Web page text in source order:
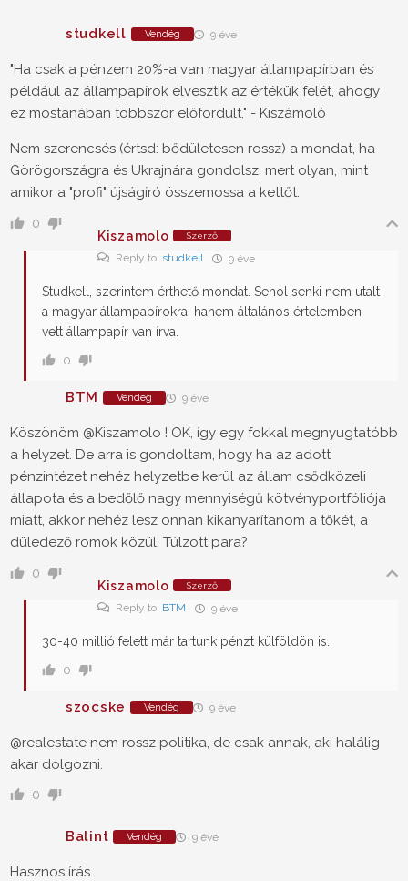
studkell Vendég 9 éve
"Ha csak a pénzem 20%-a van magyar állampapírban és
például az állampapírok elvesztik az értékük felét, ahogy
ez mostanában többször előfordult," - Kiszámoló
Nem szerencsés (értsd: bődületesen rossz) a mondat, ha
Görögországra és Ukrajnára gondolsz, mert olyan, mint
amikor a "profi" újságíró összemossa a kettőt.
0
Kiszamolo
Szerző
Reply to studkell 9 éve
Studkell, szerintem érthető mondat. Sehol senki nem utalt
a magyar állampapírokra, hanem általános értelemben
vett állampapír van írva.
0
BTM Vendég 9 éve
Köszönöm @Kiszamolo ! OK, így egy fokkal megnyugtatóbb
a helyzet. De arra is gondoltam, hogy ha az adott
pénzintézet nehéz helyzetbe kerül az állam csődközeli
állapota és a bedőlő nagy mennyiségű kötvényportfóliója
miatt, akkor nehéz lesz onnan kikanyarítanom a tőkét, a
düledező romok közül. Túlzott para?
0
Kiszamolo
Szerző
Reply to BTM 9 éve
30-40 millió felett már tartunk pénzt külföldön is.
0
szocske Vendég 9 éve
@realestate nem rossz politika, de csak annak, aki halálig
akar dolgozni.
0
Balint Vendég 9 éve
Hasznos írás.